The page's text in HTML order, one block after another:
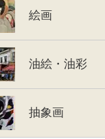
絵画
油絵・油彩
抽象画